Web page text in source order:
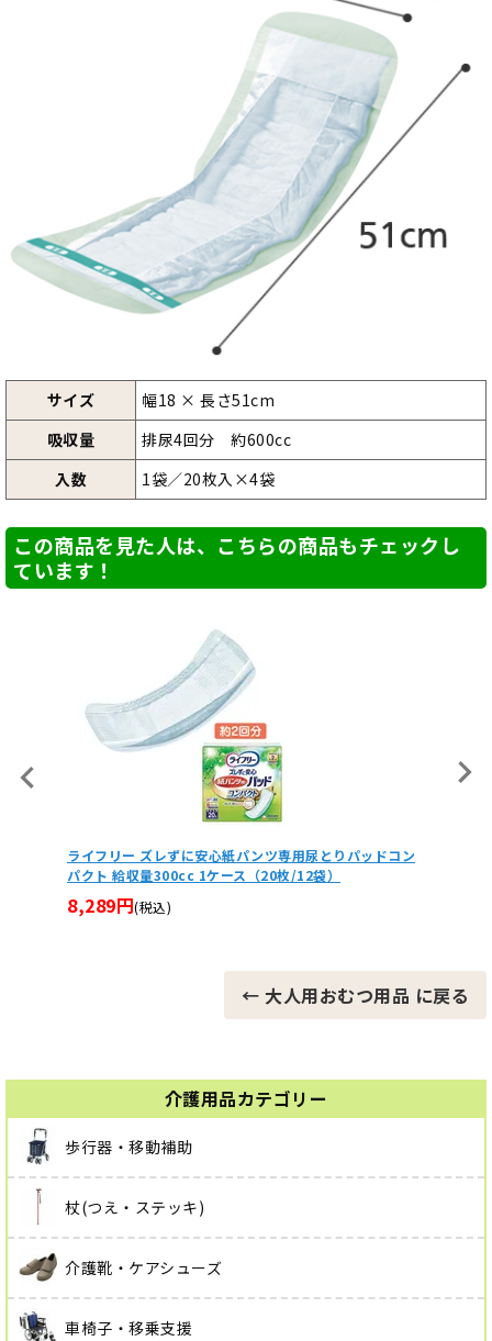
介護用品カテゴリー
歩行器・移動補助
杖(つえ・ステッキ)
介護靴・ケアシューズ
車椅子・移乗支援
サイズ
幅18 × 長さ51cm
吸収量
排尿4回分 約600cc
入数
1袋／20枚入×4袋
この商品を見た人は、こちらの商品もチェックし
ています！
ライフリー うす型軽快パンツ 1ケース（4袋）吸水量300
cc 紙パンツ・大人用オムツ
9,724円(税込)
← 大人用おむつ用品 に戻る